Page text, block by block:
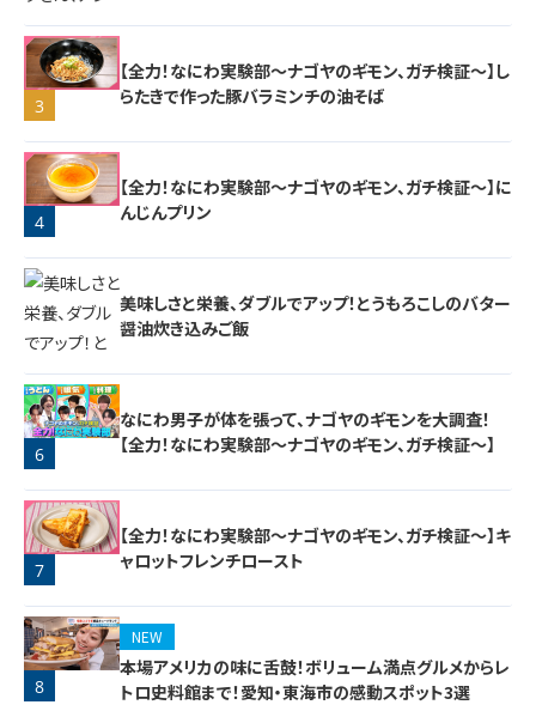
2
3
【全力！なにわ実験部～ナゴヤのギモン、ガチ検証～】し
らたきで作った豚バラミンチの油そば
4
【全力！なにわ実験部～ナゴヤのギモン、ガチ検証～】に
んじんプリン
5
美味しさと栄養、ダブルでアップ！とうもろこしのバター
醤油炊き込みご飯
6
なにわ男子が体を張って、ナゴヤのギモンを大調査！
【全力！なにわ実験部～ナゴヤのギモン、ガチ検証～】
7
【全力！なにわ実験部～ナゴヤのギモン、ガチ検証～】キ
ャロットフレンチロースト
8
NEW
本場アメリカの味に舌鼓！ボリューム満点グルメからレ
トロ史料館まで！愛知・東海市の感動スポット3選